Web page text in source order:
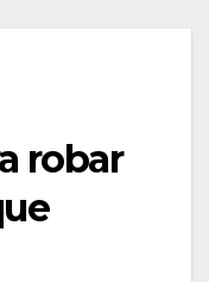
robar